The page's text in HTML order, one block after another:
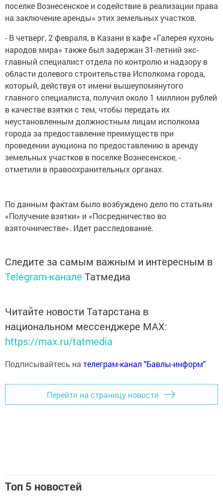
поселке Вознесенское и содействие в реализации права
на заключение аренды» этих земельных участков.
- В четверг, 2 февраля, в Казани в кафе «Галерея кухонь
народов мира» также был задержан 31-летний экс-
главный специалист отдела по контролю и надзору в
области долевого строительства Исполкома города,
который, действуя от имени вышеупомянутого
главного специалиста, получил около 1 миллион рублей
в качестве взятки с тем, чтобы передать их
неустановленным должностным лицам исполкома
города за предоставление преимуществ при
проведении аукциона по предоставлению в аренду
земельных участков в поселке Вознесенское, -
отметили в правоохранительных органах.
По данным фактам было возбуждено дело по статьям
«Получение взятки» и «Посредничество во
взяточничестве». Идет расследование.
Следите за самым важным и интересным в
Telegram-канале Татмедиа
Читайте новости Татарстана в
национальном мессенджере MАХ:
https://max.ru/tatmedia
Подписывайтесь на телеграм-канал "Бавлы-информ"
Перейти на страницу новости
Топ 5 новостей